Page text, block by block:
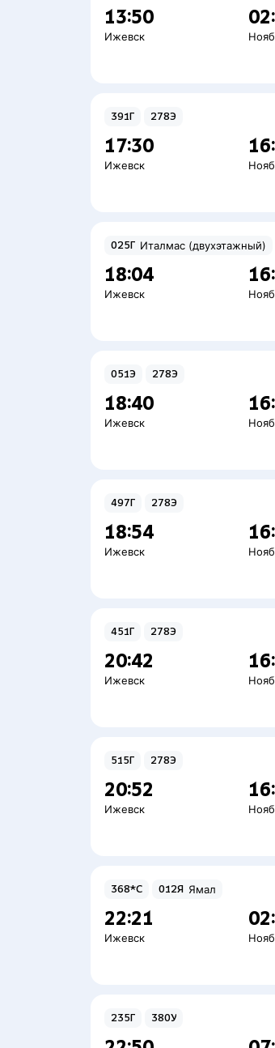
13:50
Ижевск
391Г 278Э
17:30
Ижевск
025Г Италмас (двухэтажный)
18:04
Ижевск
051Э 278Э
18:40
Ижевск
497Г 278Э
18:54
Ижевск
451Г 278Э
20:42
Ижевск
515Г 278Э
20:52
Ижевск
368*С 012Я Ямал
22:21
Ижевск
235Г 380У